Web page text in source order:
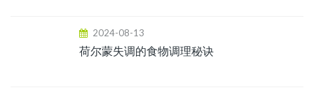
2024-08-13
荷尔蒙失调的食物调理秘诀